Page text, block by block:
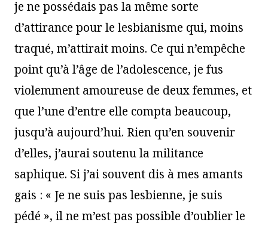
je ne possédais pas la même sorte
d’attirance pour le lesbianisme qui, moins
traqué, m’attirait moins. Ce qui n’empêche
point qu’à l’âge de l’adolescence, je fus
violemment amoureuse de deux femmes, et
que l’une d’entre elle compta beaucoup,
jusqu’à aujourd’hui. Rien qu’en souvenir
d’elles, j’aurai soutenu la militance
saphique. Si j’ai souvent dis à mes amants
gais : « Je ne suis pas lesbienne, je suis
pédé », il ne m’est pas possible d’oublier le